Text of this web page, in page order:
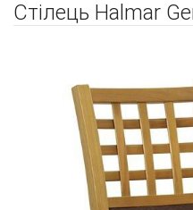
Стілець Halmar